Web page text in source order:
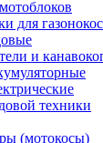
для
и
техники
(мотокосы)